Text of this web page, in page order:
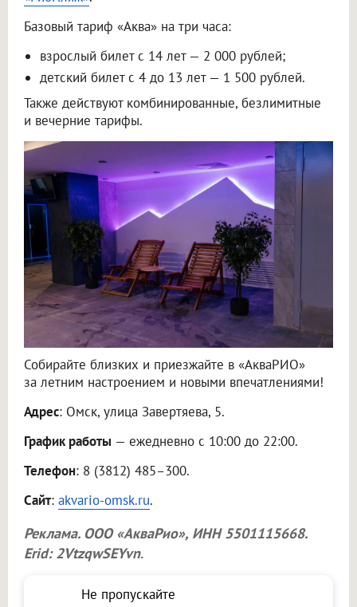
Базовый тариф «Аква» на три часа:
взрослый билет с 14 лет — 2 000 рублей;
детский билет с 4 до 13 лет — 1 500 рублей.
Также действуют комбинированные, безлимитные
и вечерние тарифы.
Собирайте близких и приезжайте в «АкваРИО»
за летним настроением и новыми впечатлениями!
Адрес: Омск, улица Завертяева, 5.
График работы — ежедневно с 10:00 до 22:00.
Телефон: 8 (3812) 485–300.
Сайт: akvario-omsk.ru.
Реклама. ООО «АкваРио», ИНН 5501115668.
Erid: 2VtzqwSEYvn.
Не пропускайте